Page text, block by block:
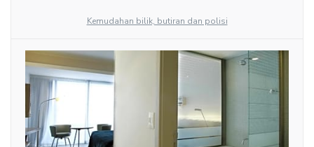
Kemudahan bilik, butiran dan polisi